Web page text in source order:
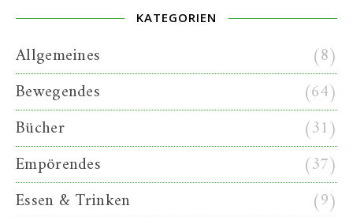
KATEGORIEN
Allgemeines
(8)
Bewegendes
(64)
Bücher
(31)
Empörendes
(37)
Essen & Trinken
(9)